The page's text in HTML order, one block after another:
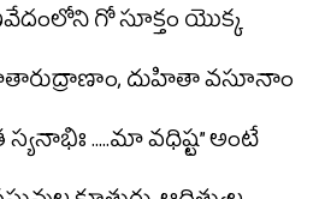
గో సూక్తం యొక్క
దుహితా వసూనాం
.....మా వధిష్ట” అంటే